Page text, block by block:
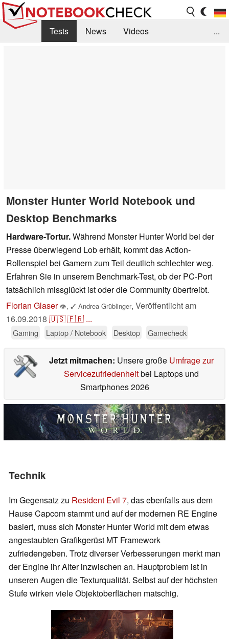
Tests News
Videos
...
Monster Hunter World Notebook und
Desktop Benchmarks
Hardware-Tortur.Während Monster Hunter World bei der
Presse überwiegend Lob erhält, kommt das Action-
Rollenspiel bei Gamern zum Teil deutlich schlechter weg.
Erfahren Sie in unserem Benchmark-Test, ob der PC-Port
tatsächlich missglückt ist oder die Community übertreibt.
Florian Glaser 👁, ✓ Andrea Grüblinger, Veröffentlicht am
16.09.2018 🇺🇸🇫🇷 ...
Gaming Laptop / Notebook Desktop Gamecheck
Jetzt mitmachen: Unsere große Umfrage zur
Servicezufriedenheitbei Laptops und
Smartphones 2026
Technik
Im Gegensatz zu Resident Evil 7, das ebenfalls aus dem
Hause Capcom stammt und auf der modernen RE Engine
basiert, muss sich Monster Hunter World mit dem etwas
angestaubten Grafikgerüst MT Framework
zufriedengeben. Trotz diverser Verbesserungen merkt man
der Engine ihr Alter inzwischen an. Hauptproblem ist in
unseren Augen die Texturqualität. Selbst auf der höchsten
Stufe wirken viele Objektoberflächen matschig.